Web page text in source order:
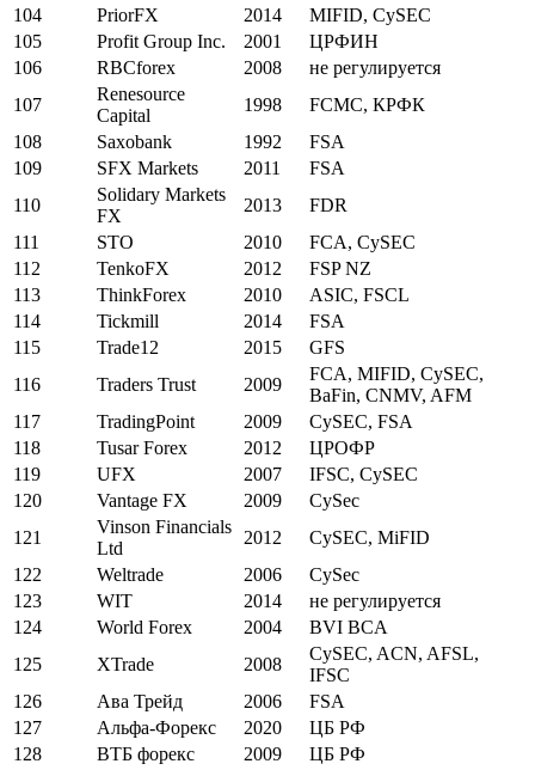
104
PriorFX 2014
MIFID, CySEC
105
Profit Group Inc. 2001
ЦРФИН
106
RBCforex 2008
не регулируется
107
Renesource
Capital
1998
FCMC, КРФК
108
Saxobank 1992
FSA
109
SFX Markets 2011
FSA
110
Solidary Markets
FX
2013
FDR
111
STO 2010
FCA, CySEC
112
TenkoFX 2012
FSP NZ
113
ThinkForex 2010
ASIC, FSCL
114
Tickmill 2014
FSA
115
Trade12 2015
GFS
116
Traders Trust 2009
FCA, MIFID, CySEC,
BaFin, CNMV, AFM
117
TradingPoint 2009
CySEC, FSA
118
Tusar Forex 2012
ЦРОФР
119
UFX 2007
IFSC, CySEC
120
Vantage FX 2009
CySec
121
Vinson Financials
Ltd
2012
CySEC, MiFID
122
Weltrade 2006
CySec
123
WIT 2014
не регулируется
124
World Forex 2004
BVI BCA
125
XTrade 2008
CySEC, ACN, AFSL,
IFSC
126
Ава Трейд 2006
FSA
127
Альфа-Форекс 2020
ЦБ РФ
128
ВТБ форекс 2009
ЦБ РФ